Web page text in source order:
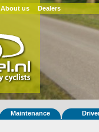
About us Dealers
Maintenance